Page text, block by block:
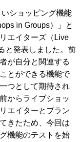
ショッピング機能
in Groups）」と
エイターズ（Live
と発表しました。前
が自分と関連する
とができる機能で
つとして期待され
からライブショッ
エイターとブラン
きたため、今回は
機能のテストを始